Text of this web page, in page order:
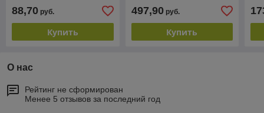
88,70 руб.
Купить
497,90руб.
Купить
О нас
Рейтинг не сформирован
Менее 5 отзывов за последний год